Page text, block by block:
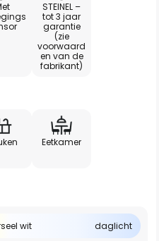
STEINEL –
tot 3 jaar
garantie
(zie
voorwaard
en van de
fabrikant)
Eetkamer
wit daglicht